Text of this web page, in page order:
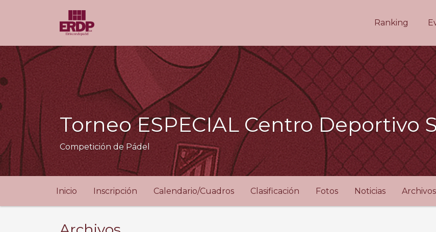
Ranking
Torneo ESPECIAL Centro Deportivo
Competición de Pádel
Inicio Inscripción Calendario/Cuadros Clasificación Fotos Noticias Archivos